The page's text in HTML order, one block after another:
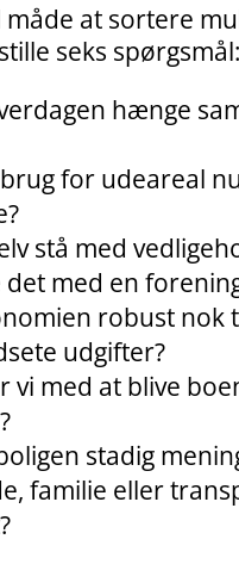
måde at sortere
seks spørgsmål:
hænge
for udeareal
stå med
det med en
robust nok
udgifter?
vi med at blive
stadig
familie eller